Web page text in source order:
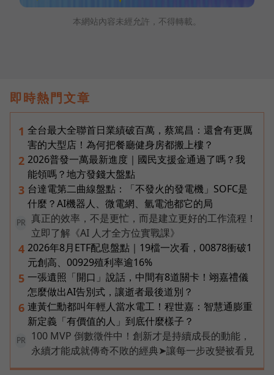
本網站內容未經允許，不得轉載。
即時熱門文章
1 全台最大全聯首日業績破百萬，蔡篤昌：還會有更厲
害的大型店！為何把餐廳健身房都搬上樓？
2 2026普發一萬最新進度｜國民支援金通過了嗎？我
能領嗎？地方發錢大盤點
3 台達電第二曲線盤點：「不發火的發電機」SOFC是
什麼？AI機器人、微電網、氫電池都它的局
PR
真正的效率，不是更忙，而是建立更好的工作流程！
立即了解《AI 人才全方位實戰課》
4 2026年8月ETF配息盤點｜19檔一次看，00878衝破1
元創高、00929殖利率逾16%
5 一張遺照「開口」說話，中間有8道關卡！翊嘉禮儀
怎麼做出AI告別式，讓逝者最後道別？
6 連黃仁勳都叫年輕人當水電工！程世嘉：智慧通膨重
新定義「有價值的人」到底什麼樣子？
PR
100 MVP 倒數徵件中！創新才是持續成長的動能，
永續才能成就傳奇不敗的經典➤讓每一步改變被看見